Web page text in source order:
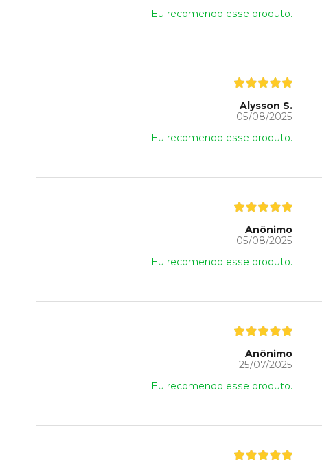
Eu recomendo esse produto.
Alysson S.
05/08/2025
Eu recomendo esse produto.
Anônimo
05/08/2025
Eu recomendo esse produto.
Anônimo
25/07/2025
Eu recomendo esse produto.